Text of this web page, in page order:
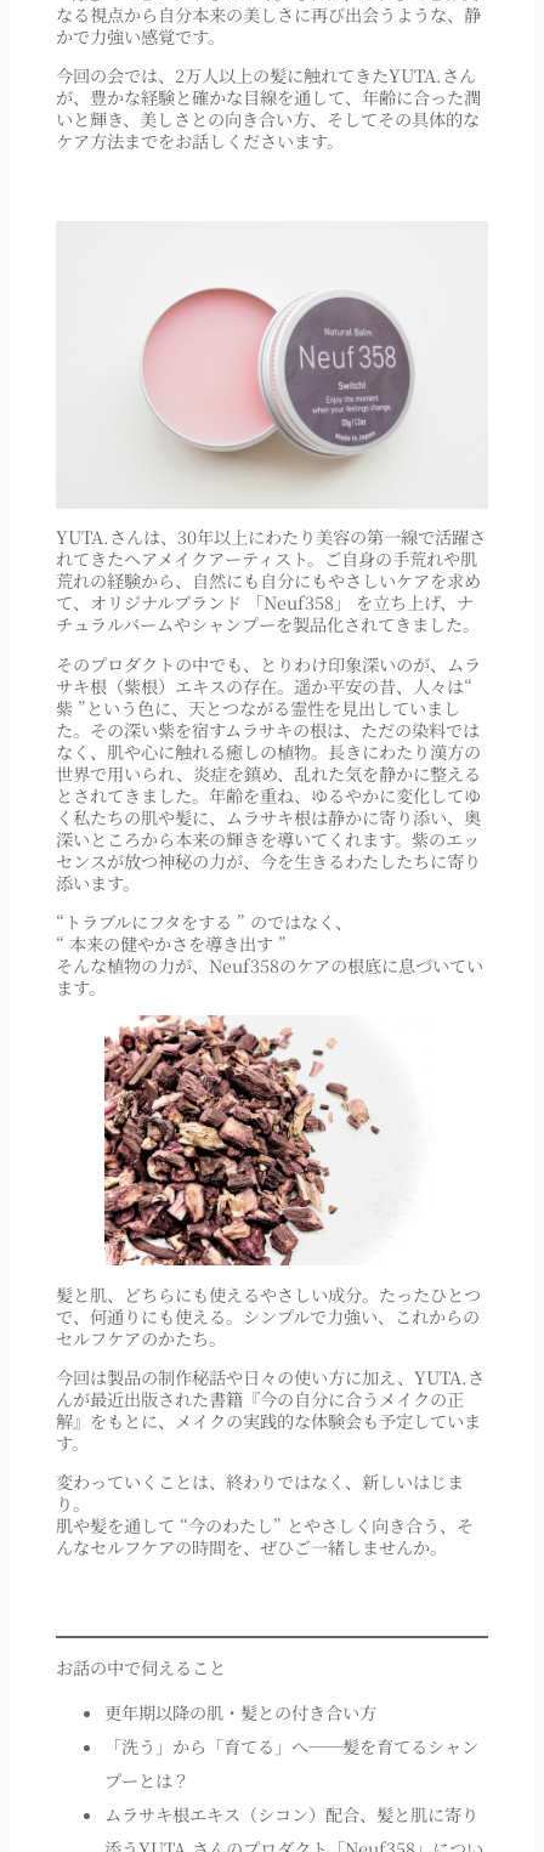
なる視点から自分本来の美しさに再び出会うような、静
かで力強い感覚です。
今回の会では、2万人以上の髪に触れてきたYUTA.さん
が、豊かな経験と確かな目線を通して、年齢に合った潤
いと輝き、美しさとの向き合い方、そしてその具体的な
ケア方法までをお話しくださいます。
YUTA.さんは、30年以上にわたり美容の第一線で活躍さ
れてきたヘアメイクアーティスト。ご自身の手荒れや肌
荒れの経験から、自然にも自分にもやさしいケアを求め
て、オリジナルブランド 「Neuf358」 を立ち上げ、ナ
チュラルバームやシャンプーを製品化されてきました。
そのプロダクトの中でも、とりわけ印象深いのが、ムラ
サキ根（紫根）エキスの存在。遥か平安の昔、人々は“
紫 ”という色に、天とつながる霊性を見出していまし
た。その深い紫を宿すムラサキの根は、ただの染料では
なく、肌や心に触れる癒しの植物。長きにわたり漢方の
世界で用いられ、炎症を鎮め、乱れた気を静かに整える
とされてきました。年齢を重ね、ゆるやかに変化してゆ
く私たちの肌や髪に、ムラサキ根は静かに寄り添い、奥
深いところから本来の輝きを導いてくれます。紫のエッ
センスが放つ神秘の力が、今を生きるわたしたちに寄り
添います。
“トラブルにフタをする ” のではなく、
“ 本来の健やかさを導き出す ”
そんな植物の力が、Neuf358のケアの根底に息づいてい
ます。
髪と肌、どちらにも使えるやさしい成分。たったひとつ
で、何通りにも使える。シンプルで力強い、これからの
セルフケアのかたち。
今回は製品の制作秘話や日々の使い方に加え、YUTA.さ
んが最近出版された書籍『今の自分に合うメイクの正
解』をもとに、メイクの実践的な体験会も予定していま
す。
変わっていくことは、終わりではなく、新しいはじま
り。
肌や髪を通して “今のわたし” とやさしく向き合う、そ
んなセルフケアの時間を、ぜひご一緒しませんか。
お話の中で伺えること
更年期以降の肌・髪との付き合い方
「洗う」から「育てる」へ──髪を育てるシャン
プーとは？
ムラサキ根エキス（シコン）配合、髪と肌に寄り